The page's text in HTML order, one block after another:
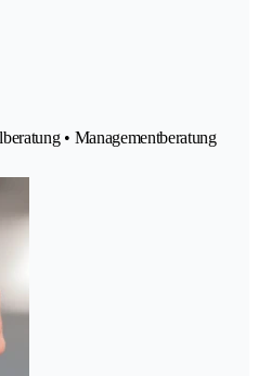
• Managementberatung